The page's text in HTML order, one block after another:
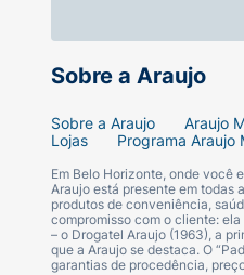
Sobre a Araujo
Sobre a Araujo Araujo
Lojas
Programa Araujo
Em Belo Horizonte, onde você
Araujo está presente em todas
produtos de conveniência,
compromisso com o cliente:
– o Drogatel Araujo (1963), a
que a Araujo se destaca. O
garantias de procedência,